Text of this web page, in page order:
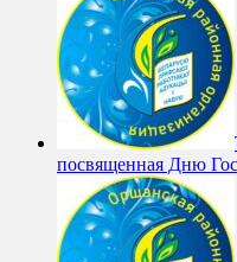
посвященная Дню